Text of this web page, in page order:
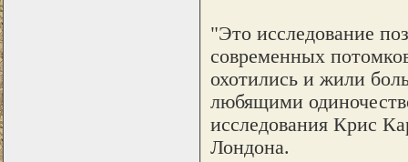
"Это исследование
современных
охотились и жили
любящими
исследования Крис
Лондона.